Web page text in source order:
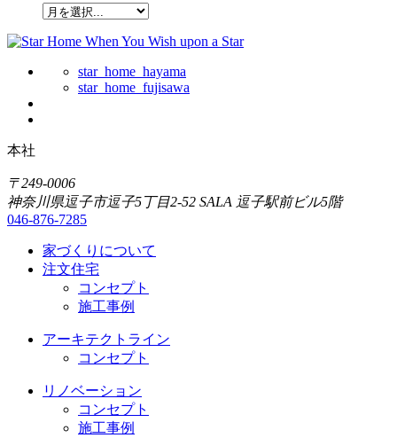
star_home_hayama
star_home_fujisawa
本社
〒249-0006
神奈川県逗子市逗子5丁目2-52 SALA 逗子駅前ビル5階
046-876-7285
家づくりについて
注文住宅
コンセプト
施工事例
アーキテクトライン
コンセプト
リノベーション
コンセプト
施工事例